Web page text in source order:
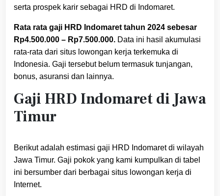
serta prospek karir sebagai HRD di Indomaret.
Rata rata gaji HRD Indomaret tahun 2024 sebesar
Rp4.500.000 – Rp7.500.000. Data ini hasil akumulasi
rata-rata dari situs lowongan kerja terkemuka di
Indonesia. Gaji tersebut belum termasuk tunjangan,
bonus, asuransi dan lainnya.
Gaji HRD Indomaret di Jawa
Timur
Berikut adalah estimasi gaji HRD Indomaret di wilayah
Jawa Timur. Gaji pokok yang kami kumpulkan di tabel
ini bersumber dari berbagai situs lowongan kerja di
Internet.